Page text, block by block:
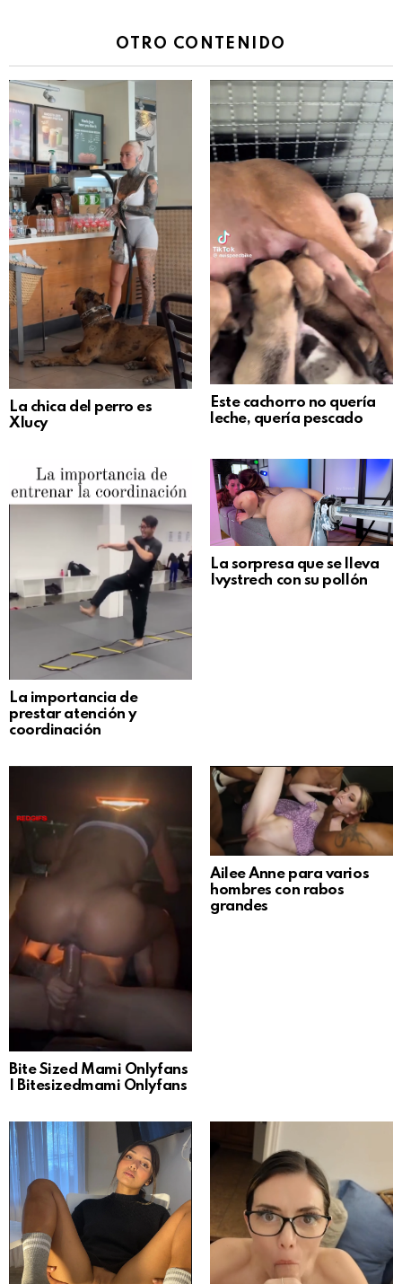
OTRO CONTENIDO
La chica del perro es
Xlucy
Este cachorro no quería
leche, quería pescado
La importancia de
prestar atención y
coordinación
La sorpresa que se lleva
Ivystrech con su pollón
Bite Sized Mami Onlyfans
| Bitesizedmami Onlyfans
Ailee Anne para varios
hombres con rabos
grandes